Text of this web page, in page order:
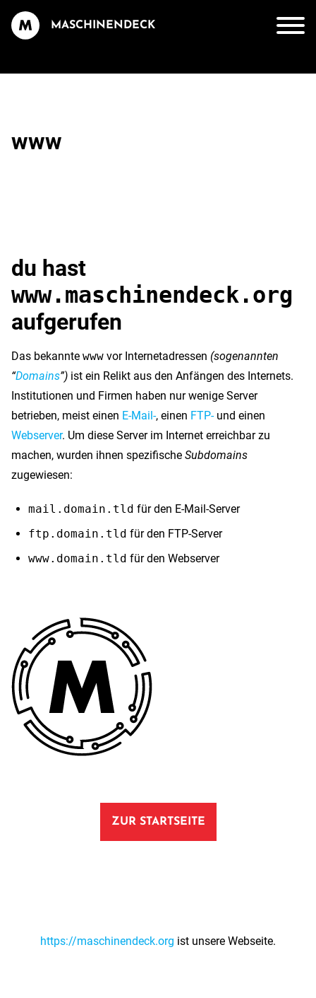
MASCHINENDECK
www
du hast
www.maschinendeck.org
aufgerufen
Das bekannte www vor Internetadressen (sogenannten
“Domains”) ist ein Relikt aus den Anfängen des Internets.
Institutionen und Firmen haben nur wenige Server
betrieben, meist einen E-Mail-, einen FTP-und einen
Webserver. Um diese Server im Internet erreichbar zu
machen, wurden ihnen spezifische Subdomains
zugewiesen:
mail.domain.tld für den E-Mail-Server
ftp.domain.tld für den FTP-Server
www.domain.tld für den Webserver
ZUR STARTSEITE
https://maschinendeck.org ist unsere Webseite.